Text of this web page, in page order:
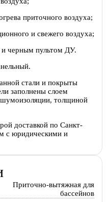
приточного воздуха;
и свежего воздуха;
и черным пультом ДУ.
стали и покрыты
заполнены слоем
толщиной
доставкой по Санкт-
с юридическими и
Приточно-вытяжная для
бассейнов